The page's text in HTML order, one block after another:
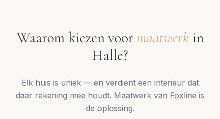
Waarom kiezen voor maatwerk in
Halle?
Elk huis is uniek — en verdient een interieur dat
daar rekening mee houdt. Maatwerk van Foxline is
de oplossing.